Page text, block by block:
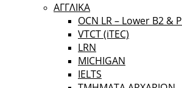
ΑΓΓΛΙΚΑ
OCN LR – Lower B2 &
VTCT (iTEC)
LRN
MICHIGAN
IELTS